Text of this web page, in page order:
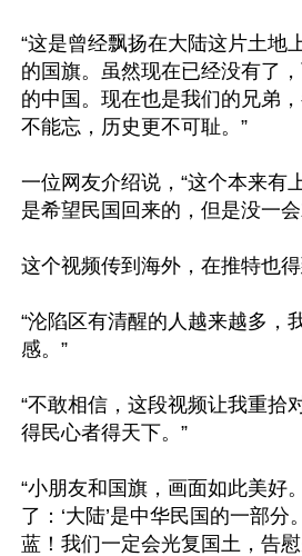
“这是曾经飘扬在大陆这片土地
的国旗。虽然现在已经没有了
的中国。现在也是我们的兄弟
不能忘，历史更不可耻。”
一位网友介绍说，“这个本来有
是希望民国回来的，但是没一会
这个视频传到海外，在推特也得
“沦陷区有清醒的人越来越多，
感。”
“不敢相信，这段视频让我重拾
得民心者得天下。”
“小朋友和国旗，画面如此美好
了：‘大陆’是中华民国的一部
蓝！我们一定会光复国土，告